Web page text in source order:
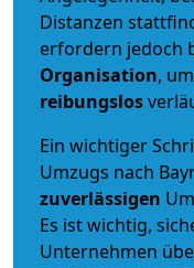
Distanzen
erfordern jedoch
Organisation,
reibungslos
Ein wichtiger
Umzugs nach
zuverlässigen
Es ist wichtig,
Unternehmen